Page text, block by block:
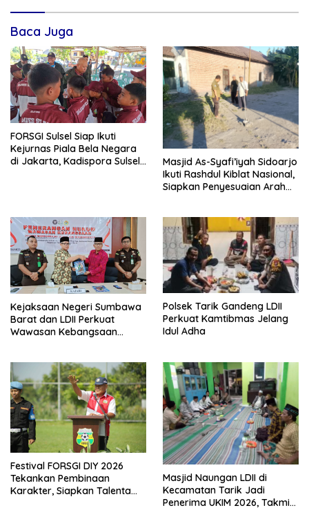
Baca Juga
FORSGI Sulsel Siap Ikuti
Kejurnas Piala Bela Negara
di Jakarta, Kadispora Sulsel
Masjid As-Syafi’iyah Sidoarjo
Ikuti Rashdul Kiblat Nasional,
Siapkan Penyesuaian Arah
Kejaksaan Negeri Sumbawa
Barat dan LDII Perkuat
Wawasan Kebangsaan
Polsek Tarik Gandeng LDII
Perkuat Kamtibmas Jelang
Idul Adha
Festival FORSGI DIY 2026
Tekankan Pembinaan
Karakter, Siapkan Talenta
Masjid Naungan LDII di
Kecamatan Tarik Jadi
Penerima UKIM 2026, Takmir